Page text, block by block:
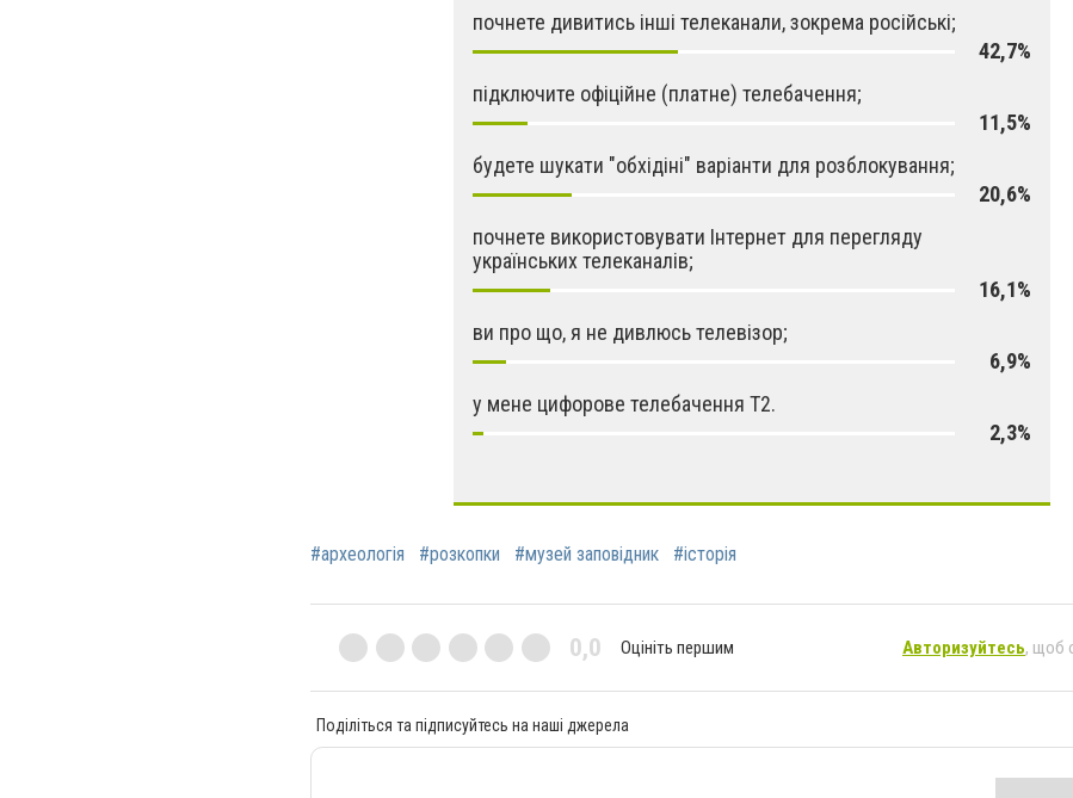
почнете дивитись інші телеканали, зокрема російські;
42,7%
підключите офіційне (платне) телебачення;
11,5%
будете шукати "обхідіні" варіанти для розблокування;
20,6%
почнете використовувати Інтернет для перегляду
українських телеканалів;
16,1%
ви про що, я не дивлюсь телевізор;
6,9%
у мене цифорове телебачення Т2.
2,3%
#археологія #розкопки #музей заповідник #історія
0,0 Оцініть першим Авторизуйтесь, щоб
Поділіться та підписуйтесь на наші джерела